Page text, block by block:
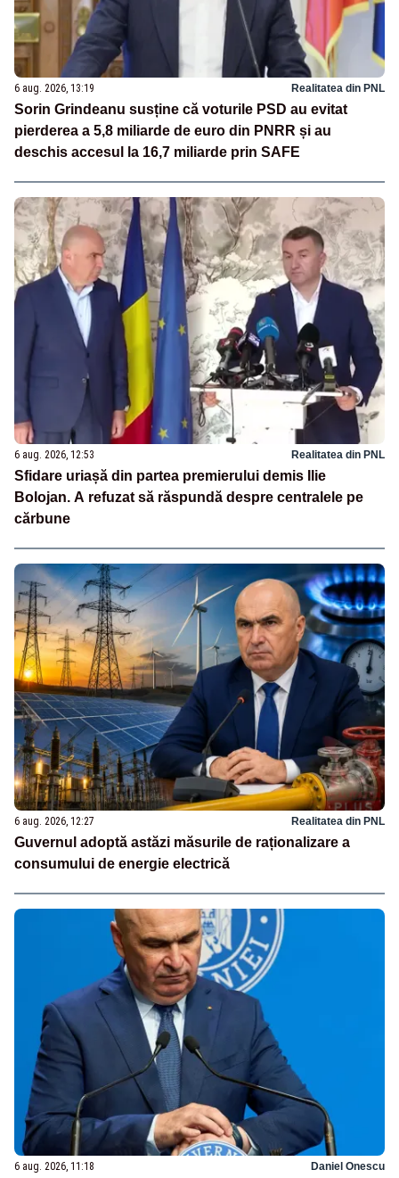
6 aug. 2026, 13:19 Realitatea din PNL
Sorin Grindeanu susține că voturile PSD au evitat
pierderea a 5,8 miliarde de euro din PNRR și au
deschis accesul la 16,7 miliarde prin SAFE
6 aug. 2026, 12:53 Realitatea din PNL
Sfidare uriașă din partea premierului demis Ilie
Bolojan. A refuzat să răspundă despre centralele pe
cărbune
6 aug. 2026, 12:27 Realitatea din PNL
Guvernul adoptă astăzi măsurile de raționalizare a
consumului de energie electrică
6 aug. 2026, 11:18 Daniel Onescu